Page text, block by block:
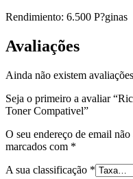
Rendimiento: 6.500 P?ginas
Avaliações
Ainda não existem
Seja o primeiro a avaliar
Toner Compativel”
O seu endereço de email
marcados com *
A sua classificação *